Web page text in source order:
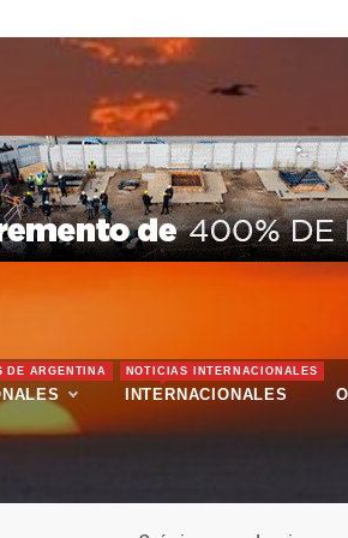
DE ARGENTINA
INTERNACIONALES
NOTICIAS INTERNACIONALES